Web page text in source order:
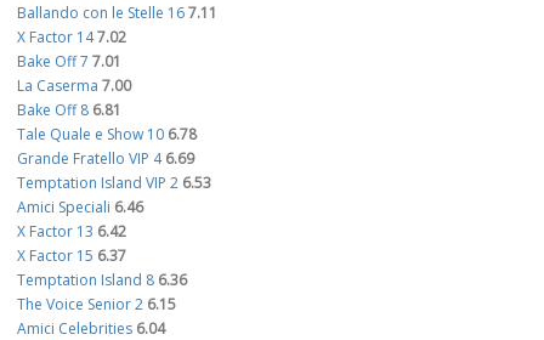
Ballando con le Stelle 167.11
X Factor 147.02
Bake Off 7 7.01
La Caserma 7.00
Bake Off 8 6.81
Tale Quale e Show 10 6.78
Grande Fratello VIP 4 6.69
Temptation Island VIP 2 6.53
Amici Speciali 6.46
X Factor 13 6.42
X Factor 15 6.37
Temptation Island 8 6.36
The Voice Senior 2 6.15
Amici Celebrities 6.04